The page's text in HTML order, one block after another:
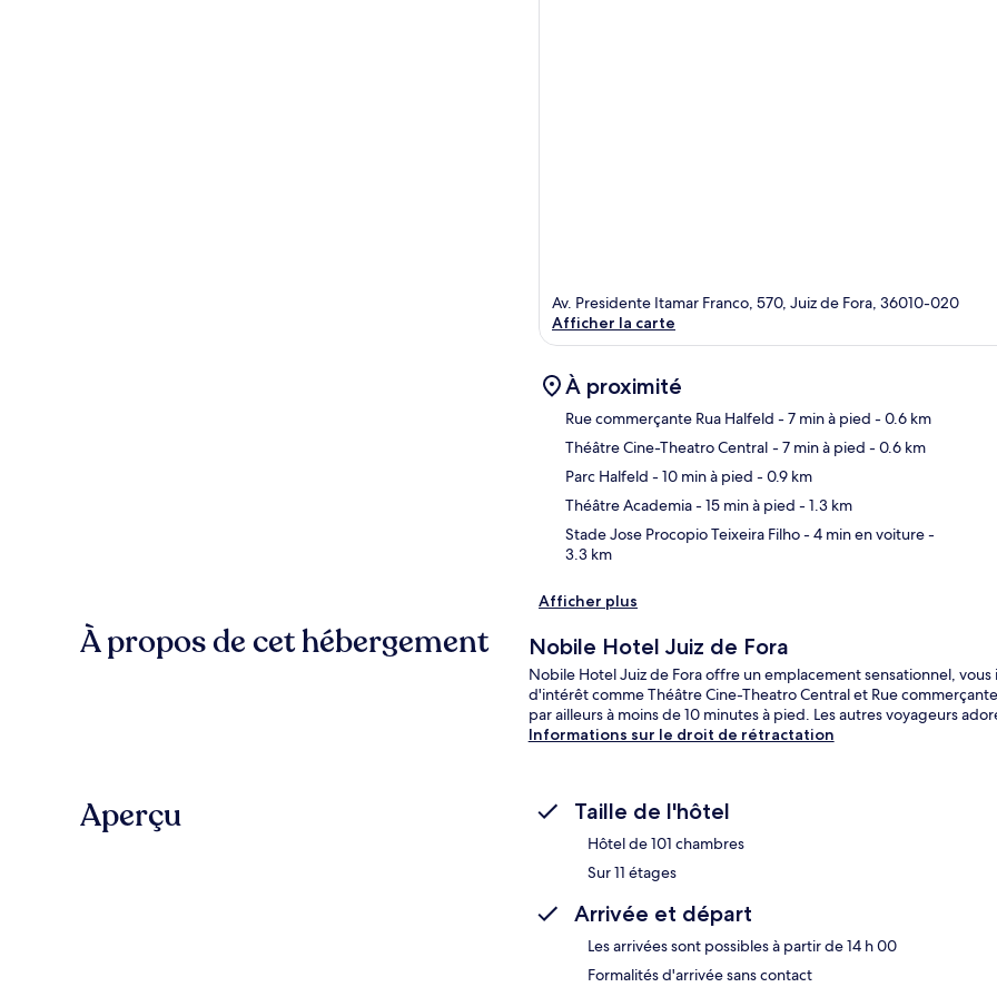
Av. Presidente Itamar Franco, 570, Juiz de Fora, 36010-020
Afficher la carte
À proximité
Rue commerçante Rua Halfeld - 7 min à pied - 0.6 km
Théâtre Cine-Theatro Central - 7 min à pied - 0.6 km
Parc Halfeld - 10 min à pied - 0.9 km
Théâtre Academia- 15 min à pied - 1.3 km
Stade Jose Procopio Teixeira Filho- 4 min en voiture-
3.3 km
Afficher plus
À propos de cet hébergement Nobile Hotel Juiz de Fora
Nobile Hotel Juiz de Fora offre un emplacement sensationnel,
d'intérêt comme Théâtre Cine-Theatro Central et Rue
par ailleurs à moins de 10 minutes à pied. Les autres voyageurs
Informations sur le droit de rétractation
Aperçu Taille de l'hôtel
Hôtel de 101 chambres
Sur 11 étages
Arrivée et départ
Les arrivées sont possibles à partir de 14 h 00
Formalités d'arrivée sans contact